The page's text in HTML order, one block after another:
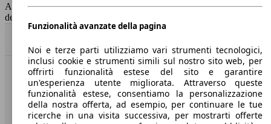
AutoScout24 non si assume alcuna responsabilità per la correttezza
dei dati.
Benvenuti su AutoScout24, il mercato auto europeo.
Società
Funzionalità avanzate della pagina
Noi e terze parti utilizziamo vari strumenti tecnologici,
inclusi cookie e strumenti simili sul nostro sito web, per
offrirti funzionalità estese del sito e garantire
un'esperienza utente migliorata. Attraverso queste
funzionalità estese, consentiamo la personalizzazione
della nostra offerta, ad esempio, per continuare le tue
ricerche in una visita successiva, per mostrarti offerte